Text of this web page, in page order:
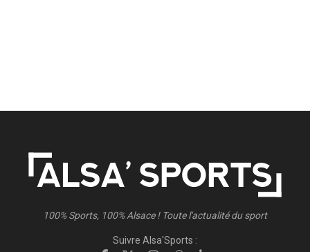
100% Sports, 100% Alsace ! Toute l'actualité du sport
Suivre Alsa'Sports :